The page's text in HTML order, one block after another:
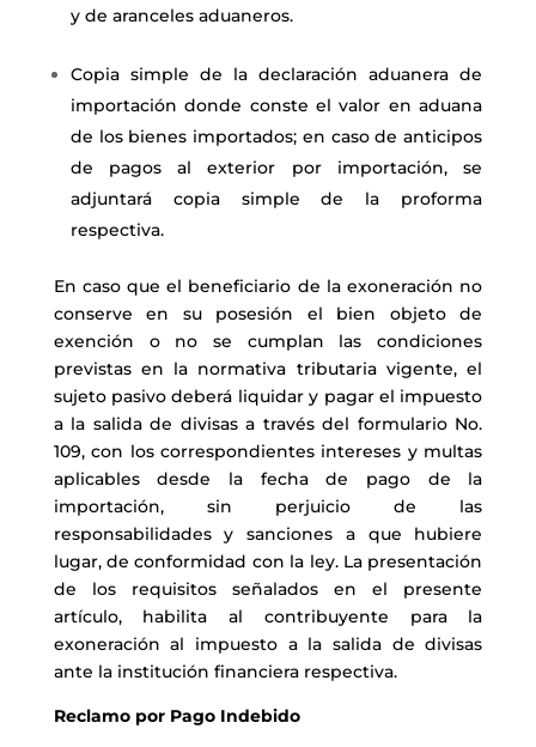
y de aranceles aduaneros.
Copia simple de la declaración aduanera de
importación donde conste el valor en aduana
de los bienes importados; en caso de anticipos
de pagos al exterior por importación, se
adjuntará copia simple de la proforma
respectiva.
En caso que el beneficiario de la exoneración no
conserve en su posesión el bien objeto de
exención o no se cumplan las condiciones
previstas en la normativa tributaria vigente, el
sujeto pasivo deberá liquidar y pagar el impuesto
a la salida de divisas a través del formulario No.
109, con los correspondientes intereses y multas
aplicables desde la fecha de pago de la
importación, sin perjuicio de las
responsabilidades y sanciones a que hubiere
lugar, de conformidad con la ley. La presentación
de los requisitos señalados en el presente
artículo, habilita al contribuyente para la
exoneración al impuesto a la salida de divisas
ante la institución financiera respectiva.
Reclamo por Pago Indebido